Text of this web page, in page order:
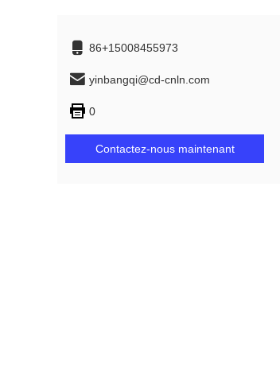
86+15008455973
yinbangqi@cd-cnln.com
0
Contactez-nous maintenant